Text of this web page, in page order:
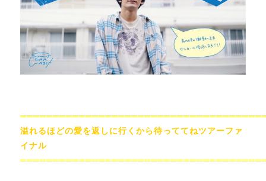
溢れるほどの愛を返しに行くから待っててねツアーファ
イナル